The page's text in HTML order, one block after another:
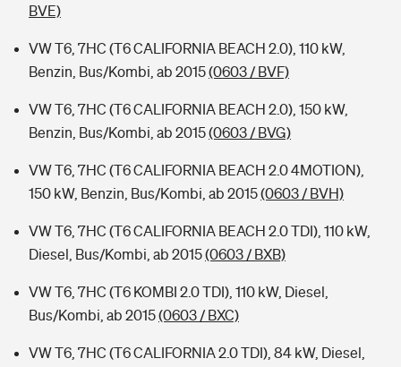
BVE)
VW T6, 7HC (T6 CALIFORNIA BEACH 2.0), 110 kW,
Benzin, Bus/Kombi, ab 2015(0603 / BVF)
VW T6, 7HC (T6 CALIFORNIA BEACH 2.0), 150 kW,
Benzin, Bus/Kombi, ab 2015(0603 / BVG)
VW T6, 7HC (T6 CALIFORNIA BEACH 2.0 4MOTION),
150 kW, Benzin, Bus/Kombi, ab 2015(0603 / BVH)
VW T6, 7HC (T6 CALIFORNIA BEACH 2.0 TDI), 110 kW,
Diesel, Bus/Kombi, ab 2015(0603 / BXB)
VW T6, 7HC (T6 KOMBI 2.0 TDI), 110 kW, Diesel,
Bus/Kombi, ab 2015(0603 / BXC)
VW T6, 7HC (T6 CALIFORNIA 2.0 TDI), 84 kW, Diesel,